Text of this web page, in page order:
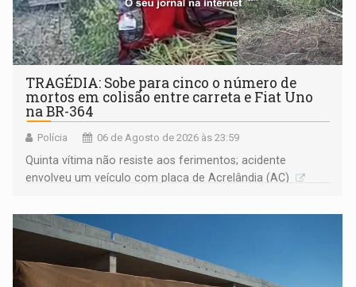
TRAGÉDIA: Sobe para cinco o número de
mortos em colisão entre carreta e Fiat Uno
na BR-364
Polícia 06 de Agosto de 2026 às 23:59
Quinta vítima não resiste aos ferimentos; acidente
envolveu um veículo com placa de Acrelândia (AC)